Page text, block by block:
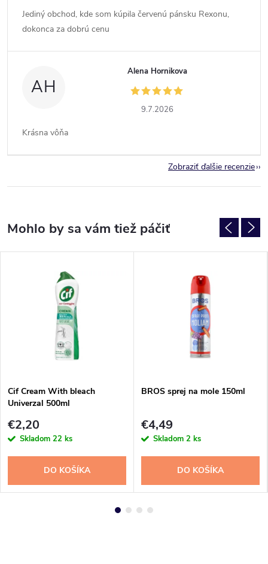
Cif Cream With bleach
Univerzal 500ml
€2,20
Skladom 22 ks
DO KOŠÍKA
BROS sprej na mole 150ml
€4,49
Skladom 2 ks
DO KOŠÍKA
Jediný obchod, kde som kúpila červenú pánsku Rexonu,
dokonca za dobrú cenu
AH
Alena Hornikova
9.7.2026
Krásna vôňa
Zobraziť ďalšie recenzie